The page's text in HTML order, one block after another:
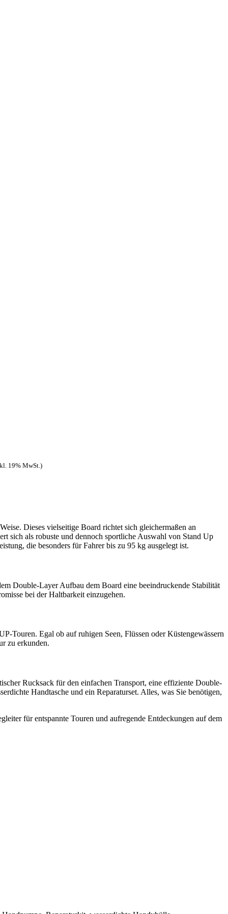
19% MwSt.)
Dieses vielseitige Board richtet sich gleichermaßen an
sich als robuste und dennoch sportliche Auswahl von Stand Up
die besonders für Fahrer bis zu 95 kg ausgelegt ist.
Double-Layer Aufbau dem Board eine beeindruckende Stabilität
bei der Haltbarkeit einzugehen.
Touren. Egal ob auf ruhigen Seen, Flüssen oder Küstengewässern
zu erkunden.
Rucksack für den einfachen Transport, eine effiziente Double-
Handtasche und ein Reparaturset. Alles, was Sie benötigen,
für entspannte Touren und aufregende Entdeckungen auf dem